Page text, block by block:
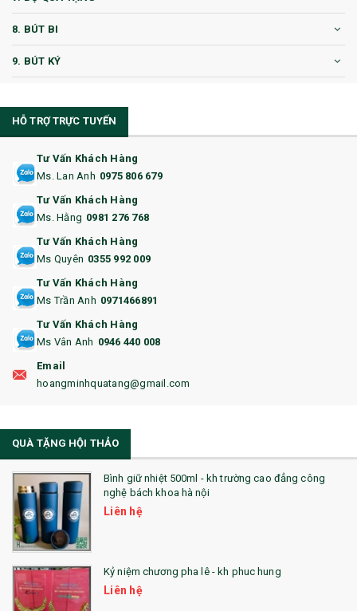
8. BÚT BI
9. BÚT KÝ
11. CỐC/BÌNH GIỮ NHIỆT
12. BÌNH NƯỚC
14. HỘP/VÍ ĐỰNG NAMECARD
15. BỘ BẤM MÓNG
16. BAO HỘ CHIẾU
18. ẤM CHÉN QUÀ TẶNG
19. ĐỒNG HỒ TREO TƯỜNG
22. ĐỒNG HỒ ĐỂ BÀN
23. QÙA TẶNG ĐỘC ĐÁO
24. QÙA TẶNG PHA LÊ
25. QUÀ TẶNG GLASSLOCK
26. QUÀ TẶNG LUMINARC
28. BỘ ĐỒ ĂN CAO CẤP
HỖ TRỢ TRỰC TUYẾN
Tư Vấn Khách Hàng
Ms. Lan Anh 0975 806 679
Tư Vấn Khách Hàng
Ms. Hằng 0981 276 768
Tư Vấn Khách Hàng
Ms Quyên 0355 992 009
Tư Vấn Khách Hàng
Ms Trần Anh 0971466891
Tư Vấn Khách Hàng
Ms Vân Anh 0946 440 008
Email
hoangminhquatang@gmail.com
QUÀ TẶNG HỘI THẢO
Bình giữ nhiệt 500ml - kh trường cao đẳng công
nghệ bách khoa hà nội
Liên hệ
Kỷ niệm chương pha lê - kh phuc hung
Liên hệ